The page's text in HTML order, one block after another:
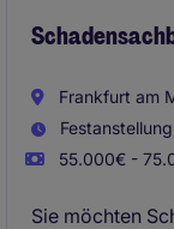
Frankfurt am
Festanstellung
55.000€ -
Sie möchten